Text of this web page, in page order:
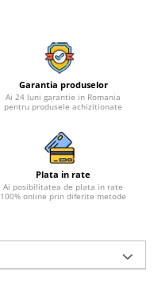
Garantia produselor
Ai 24 luni garantie in Romania
pentru produsele achizitionate
Plata in rate
Ai posibilitatea de plata in rate
100% online prin diferite metode